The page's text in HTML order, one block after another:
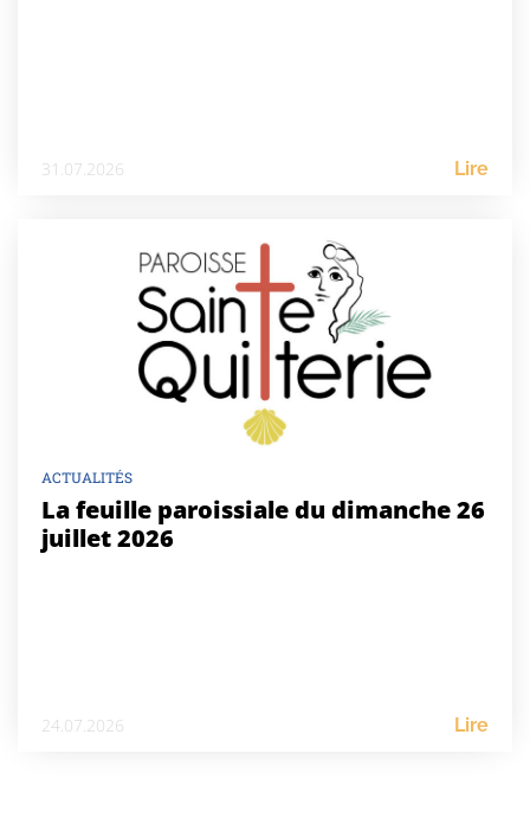
31.07.2026 Lire
ACTUALITÉS
La feuille paroissiale du dimanche 26
juillet 2026
24.07.2026 Lire